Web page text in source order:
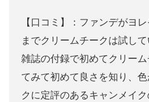
【口コミ】：ファンデがヨ
までクリームチークは試して
雑誌の付録で初めてクリー
てみて初めて良さを知り、
クに定評のあるキャンメイ